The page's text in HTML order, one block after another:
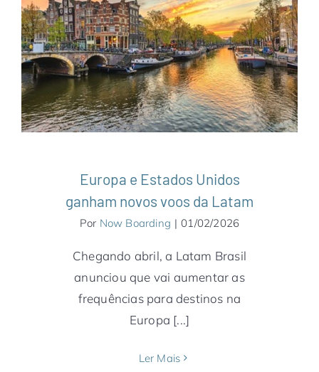
Europa e Estados Unidos ganham novos
voos da Latam
América do Norte Amesterdã Barcelona
Companhias Aéreas Espanha Estados Unidos
Europa Holanda Itália Latam Miami Notícias
Roma
Europa e Estados Unidos
ganham novos voos da Latam
Por Now Boarding | 01/02/2026
Chegando abril, a Latam Brasil
anunciou que vai aumentar as
frequências para destinos na
Europa [...]
Ler Mais